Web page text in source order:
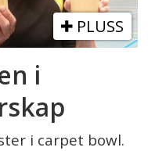
PLUSS
i
i carpet bowl.